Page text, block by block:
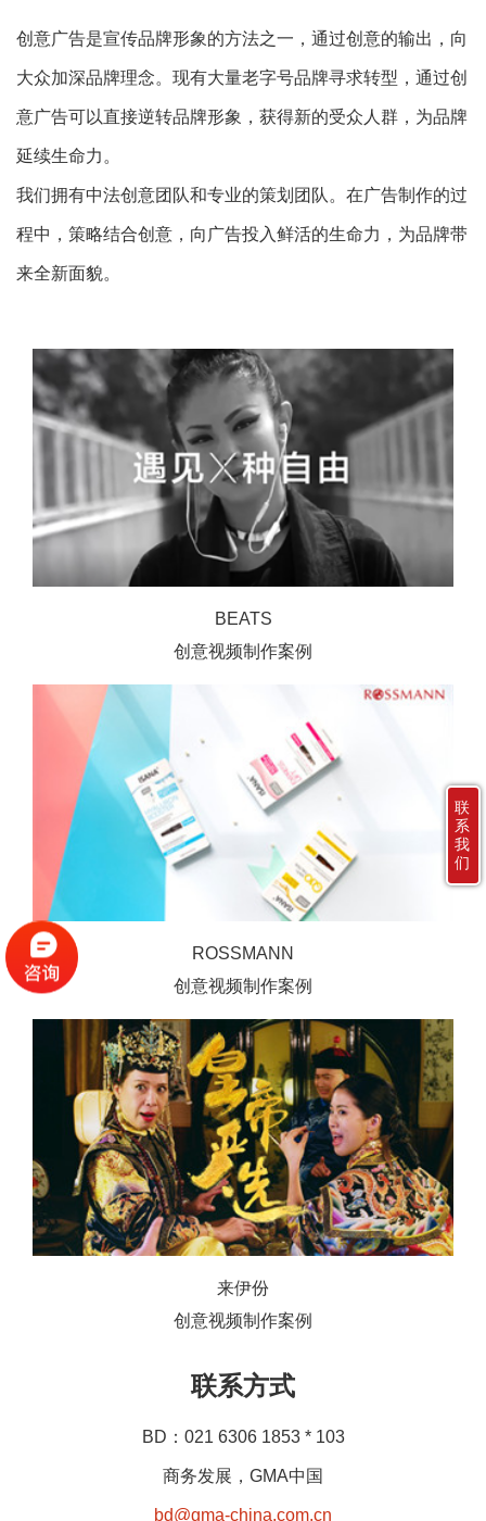
创意广告是宣传品牌形象的方法之一，通过创意的输出，向
大众加深品牌理念。现有大量老字号品牌寻求转型，通过创
意广告可以直接逆转品牌形象，获得新的受众人群，为品牌
延续生命力。
我们拥有中法创意团队和专业的策划团队。在广告制作的过
程中，策略结合创意，向广告投入鲜活的生命力，为品牌带
来全新面貌。
BEATS
创意视频制作案例
ROSSMANN
创意视频制作案例
来伊份
创意视频制作案例
联系方式
BD：021 6306 1853 * 103
商务发展，GMA中国
bd@gma-china.com.cn
联
系
我
们